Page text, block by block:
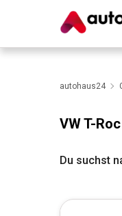
Wir bewerten
autohaus24
VW T-
Du suchst